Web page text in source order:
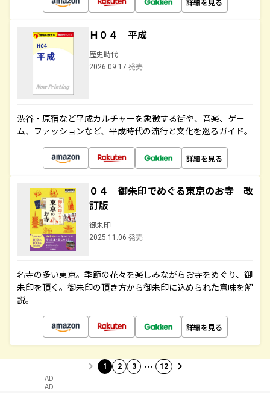
Ｈ０４ 平成
歴史時代
2026.09.17 発売
渋谷・原宿など平成カルチャーを象徴する街や、音楽、ゲー
ム、ファッションなど、平成時代の流行と文化を巡るガイド。
詳細を見る
０４ 御朱印でめぐる東京のお寺 改
訂版
御朱印
2025.11.06 発売
名寺の多い東京。季節の花々を楽しみながらお寺をめぐり、御
朱印を頂く。御朱印の頂き方から御朱印に込められた意味を解
説。
詳細を見る
1 2 3 … 12
AD
AD